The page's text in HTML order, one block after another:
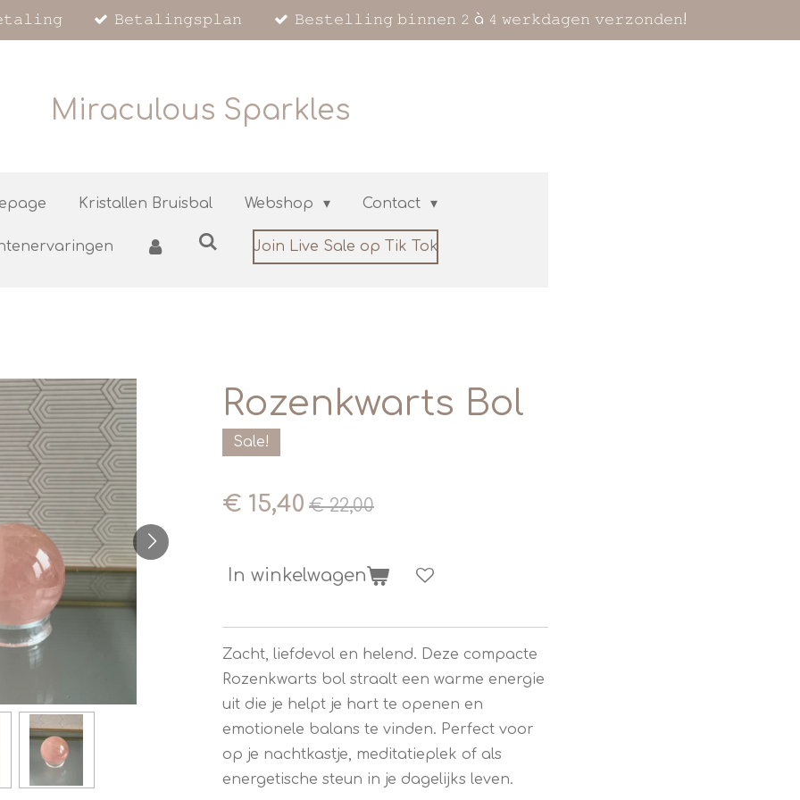
𝙱𝚎𝚝𝚊𝚕𝚒𝚗𝚐𝚜𝚙𝚕𝚊𝚗 𝙱𝚎𝚜𝚝𝚎𝚕𝚕𝚒𝚗𝚐 𝚋𝚒𝚗𝚗𝚎𝚗 𝟸 à 𝟺 𝚠𝚎𝚛𝚔𝚍𝚊𝚐𝚎𝚗 𝚟𝚎𝚛𝚣𝚘𝚗𝚍𝚎𝚗!
Miraculous Sparkles
Kristallen Bruisbal Webshop Contact
Join Live Sale op Tik Tok
Rozenkwarts Bol
Sale!
€ 15,40 € 22,00
In winkelwagen
Zacht, liefdevol en helend. Deze compacte
Rozenkwarts bol straalt een warme energie
uit die je helpt je hart te openen en
emotionele balans te vinden. Perfect voor
op je nachtkastje, meditatieplek of als
energetische steun in je dagelijks leven.